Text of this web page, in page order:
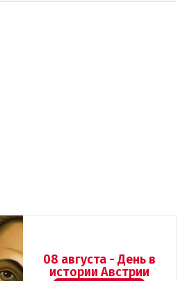
08 августа - День в
истории Австрии